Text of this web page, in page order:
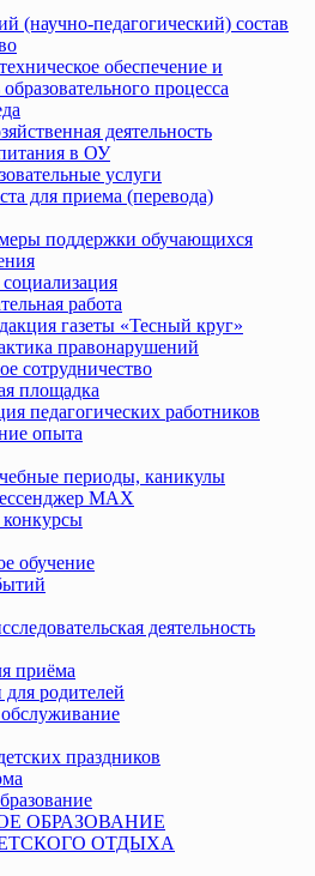
(научно-педагогический) состав
обеспечение и
процесса
деятельность
в ОУ
услуги
для приема (перевода)
поддержки обучающихся
работа
газеты «Тесный круг»
правонарушений
сотрудничество
площадка
педагогических работников
опыта
периоды, каникулы
MAX
обучение
деятельность
приёма
родителей
праздников
ОБРАЗОВАНИЕ
ОТДЫХА